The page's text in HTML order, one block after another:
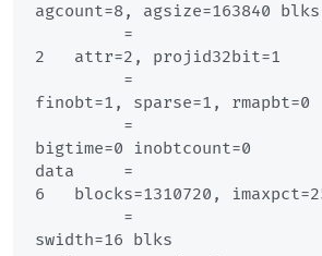
agcount=8, agsize=163840 blks
2   attr=2, projid32bit=1
finobt=1, sparse=1, rmapbt=0
bigtime=0 inobtcount=0
data     =
6   blocks=1310720,
swidth=16 blks